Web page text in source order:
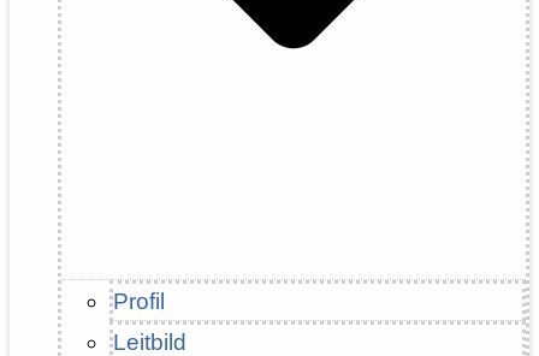
Profil
Leitbild